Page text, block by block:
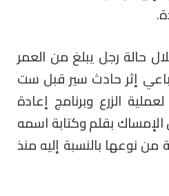
حالة رجل يبلغ من العمر
إثر حادث سير قبل ست
الزرع وبرنامج إعادة
بقلم وكتابة اسمه
نوعها بالنسبة إليه منذ